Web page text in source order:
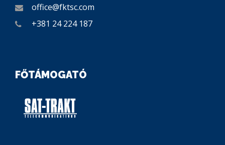
office@fktsc.com
+381 24 224 187
FŐTÁMOGATÓ